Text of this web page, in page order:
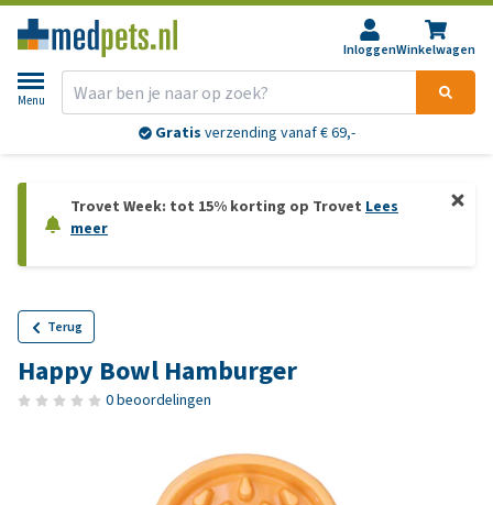
InloggenWinkelwagen
Menu
Gratis verzending vanaf € 69,-
Trovet Week: tot 15% korting op Trovet Lees
meer
Terug
Happy Bowl Hamburger
0 beoordelingen